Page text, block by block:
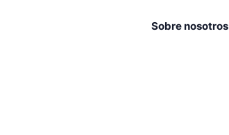
Sobre nosotros